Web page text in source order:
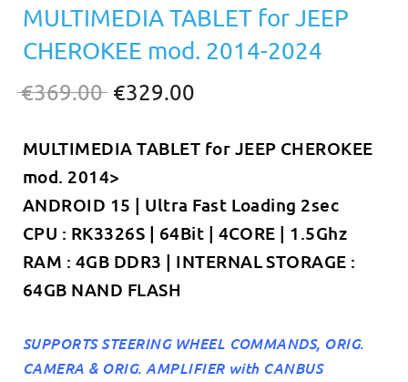
MULTIMEDIA TABLET for JEEP
CHEROKEE mod. 2014-2024
€369.00 Original
was:
€369.00.
€329.00
τιμή
€329.00.
MULTIMEDIA TABLET for JEEP CHEROKEE
mod. 2014>
ANDROID 15 | Ultra Fast Loading 2sec
CPU : RK3326S | 64Bit | 4CORE | 1.5Ghz
RAM : 4GB DDR3 | INTERNAL STORAGE :
64GB NAND FLASH
SUPPORTS STEERING WHEEL COMMANDS, ORIG.
CAMERA & ORIG. AMPLIFIER with CANBUS